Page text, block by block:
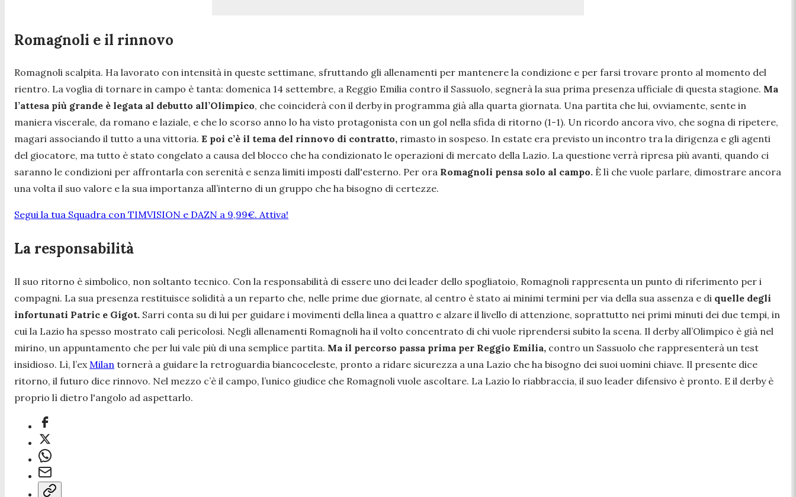
Romagnoli e il rinnovo
Romagnoli scalpita. Ha lavorato con intensità in queste settimane, sfruttando gli allenamenti per mantenere la condizione e per farsi trovare pronto al momento del
rientro. La voglia di tornare in campo è tanta: domenica 14 settembre, a Reggio Emilia contro il Sassuolo, segnerà la sua prima presenza ufficiale di questa stagione. Ma
l’attesa più grande è legata al debutto all’Olimpico, che coinciderà con il derby in programma già alla quarta giornata. Una partita che lui, ovviamente, sente in
maniera viscerale, da romano e laziale, e che lo scorso anno lo ha visto protagonista con un gol nella sfida di ritorno (1-1). Un ricordo ancora vivo, che sogna di ripetere,
magari associando il tutto a una vittoria. E poi c’è il tema del rinnovo di contratto, rimasto in sospeso. In estate era previsto un incontro tra la dirigenza e gli agenti
del giocatore, ma tutto è stato congelato a causa del blocco che ha condizionato le operazioni di mercato della Lazio. La questione verrà ripresa più avanti, quando ci
saranno le condizioni per affrontarla con serenità e senza limiti imposti dall'esterno. Per ora Romagnoli pensa solo al campo. È lì che vuole parlare, dimostrare ancora
una volta il suo valore e la sua importanza all’interno di un gruppo che ha bisogno di certezze.
Segui la tua Squadra con TIMVISION e DAZN a 9,99€. Attiva!
La responsabilità
Il suo ritorno è simbolico, non soltanto tecnico. Con la responsabilità di essere uno dei leader dello spogliatoio, Romagnoli rappresenta un punto di riferimento per i
compagni. La sua presenza restituisce solidità a un reparto che, nelle prime due giornate, al centro è stato ai minimi termini per via della sua assenza e di quelle degli
infortunati Patric e Gigot. Sarri conta su di lui per guidare i movimenti della linea a quattro e alzare il livello di attenzione, soprattutto nei primi minuti dei due tempi, in
cui la Lazio ha spesso mostrato cali pericolosi. Negli allenamenti Romagnoli ha il volto concentrato di chi vuole riprendersi subito la scena. Il derby all’Olimpico è già nel
mirino, un appuntamento che per lui vale più di una semplice partita. Ma il percorso passa prima per Reggio Emilia, contro un Sassuolo che rappresenterà un test
insidioso. Lì, l’exMilan tornerà a guidare la retroguardia biancoceleste, pronto a ridare sicurezza a una Lazio che ha bisogno dei suoi uomini chiave. Il presente dice
ritorno, il futuro dice rinnovo. Nel mezzo c’è il campo, l’unico giudice che Romagnoli vuole ascoltare. La Lazio lo riabbraccia, il suo leader difensivo è pronto. E il derby è
proprio lì dietro l'angolo ad aspettarlo.